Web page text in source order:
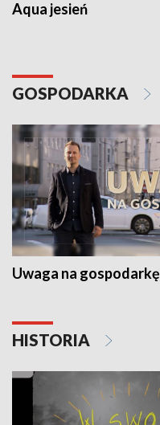
Aqua jesień
GOSPODARKA
Uwaga na gospodarkę
HISTORIA